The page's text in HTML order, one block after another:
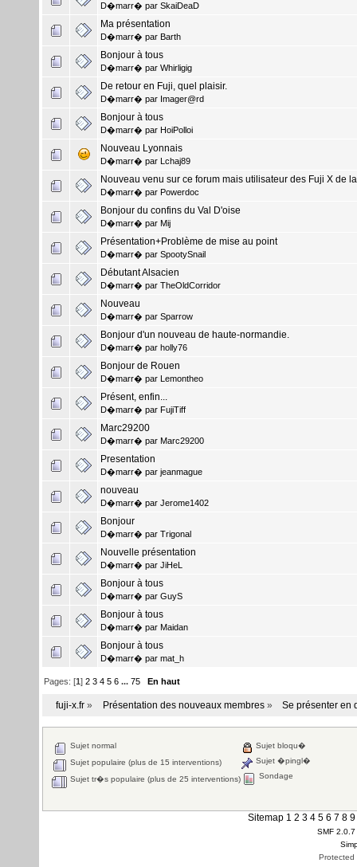
D�marr� par SkaiDeaD
Ma présentation
D�marr� par Barth
Bonjour à tous
D�marr� par Whirligig
De retour en Fuji, quel plaisir.
D�marr� par Imager@rd
Bonjour à tous
D�marr� par HoiPolloi
Nouveau Lyonnais
D�marr� par Lchaj89
Nouveau venu sur ce forum mais utilisateur des Fuji X de
D�marr� par Powerdoc
Bonjour du confins du Val D'oise
D�marr� par Mij
Présentation+Problème de mise au point
D�marr� par SpootySnail
Débutant Alsacien
D�marr� par TheOldCorridor
Nouveau
D�marr� par Sparrow
Bonjour d'un nouveau de haute-normandie.
D�marr� par holly76
Bonjour de Rouen
D�marr� par Lemontheo
Présent, enfin...
D�marr� par FujiTiff
Marc29200
D�marr� par Marc29200
Presentation
D�marr� par jeanmague
nouveau
D�marr� par Jerome1402
Bonjour
D�marr� par Trigonal
Nouvelle présentation
D�marr� par JiHeL
Bonjour à tous
D�marr� par GuyS
Bonjour à tous
D�marr� par Maidan
Bonjour à tous
D�marr� par mat_h
Pages: [1]2 3 4 5 6 ...75 En haut
fuji-x.fr » Présentation des nouveaux membres» Se présenter en
Sujet normal
Sujet populaire (plus de 15 interventions)
Sujet tr�s populaire (plus de 25 interventions)
Sujet bloqu�
Sujet �pingl�
Sondage
Sitemap 1 2 3 4 5 6 7 8 9
SMF 2.0.7